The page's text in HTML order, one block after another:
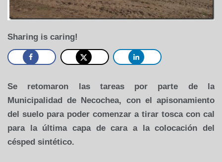
Sharing is caring!
Se retomaron las tareas por parte de la
Municipalidad de Necochea, con el apisonamiento
del suelo para poder comenzar a tirar tosca con cal
para la última capa de cara a la colocación del
césped sintético.